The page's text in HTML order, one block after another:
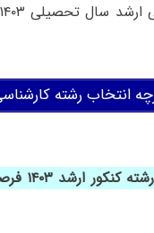
انتخاب رشته کارشناسی